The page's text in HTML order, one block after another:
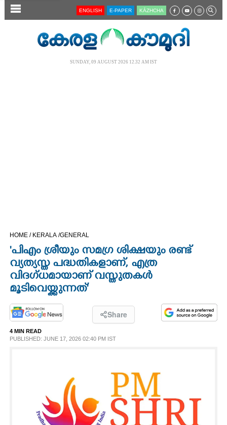
SECTIONS
CINEMA
OPINION
PHOTOS
ENGLISH E-PAPER KĀZHCHA
SUNDAY, 09 AUGUST 2026 12.32 AM IST
HOME / KERALA /GENERAL
'പിഎം ശ്രീയും സമഗ്ര ശിക്ഷയും രണ്ട്
വ്യത്യസ്ത പദ്ധതികളാണ്,​ എത്ര
വിദഗ്ധമായാണ് വസ്തുതകൾ
മൂടിവെയ്ക്കുന്നത്'
Share
4 MIN READ
PUBLISHED: JUNE 17, 2026 02:40 PM IST